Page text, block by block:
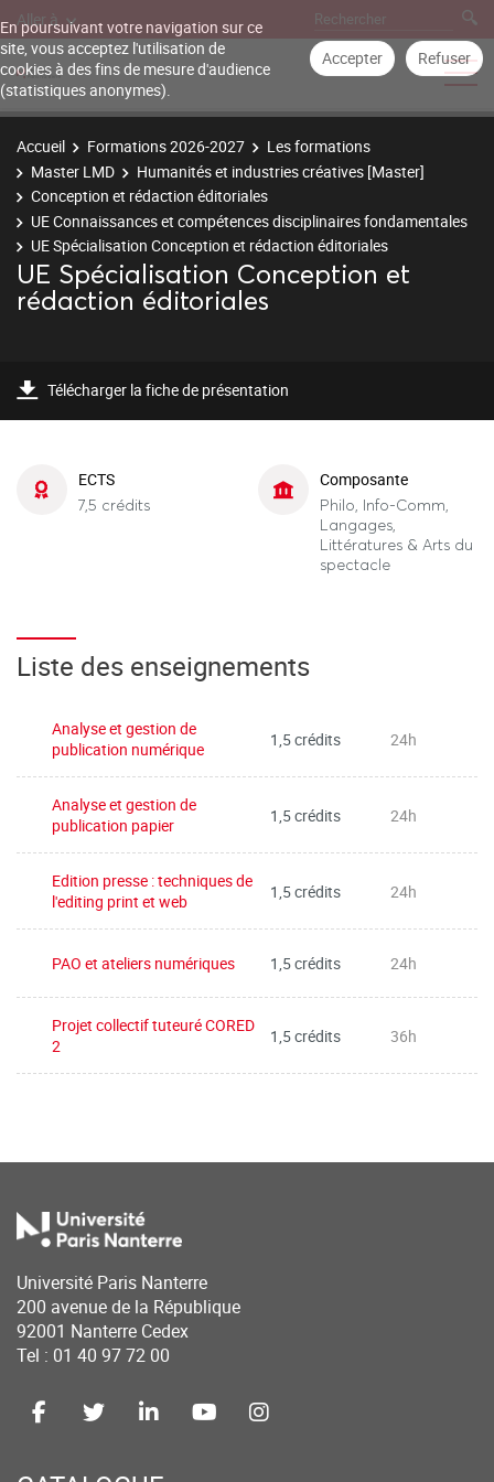
En poursuivant votre navigation sur ce
site, vous acceptez l'utilisation de
cookies à des fins de mesure d'audience
(statistiques anonymes).
Accepter Refuser
Aller à
Accueil Formations 2026-2027
Les formations
Master LMD
Humanités et industries créatives [Master]
Conception et rédaction éditoriales
UE Connaissances et compétences disciplinaires fondamentales
UE Spécialisation Conception et rédaction éditoriales
UE Spécialisation Conception et
rédaction éditoriales
Télécharger la fiche de présentation
ECTS
7,5 crédits
Composante
Philo, Info-Comm,
Langages,
Littératures & Arts du
spectacle
Liste des enseignements
Analyse et gestion de
publication numérique
1,5 crédits 24h
Analyse et gestion de
publication papier
1,5 crédits 24h
Edition presse : techniques de
l'editing print et web
1,5 crédits 24h
PAO et ateliers numériques 1,5 crédits 24h
Projet collectif tuteuré CORED
2
1,5 crédits 36h
Université Paris Nanterre
200 avenue de la République
92001 Nanterre Cedex
Tel : 01 40 97 72 00